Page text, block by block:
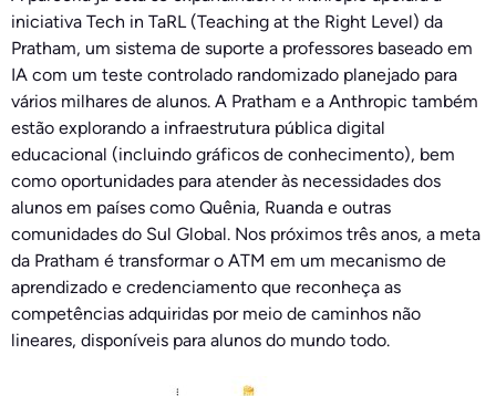
iniciativa Tech in TaRL (Teaching at the Right Level) da
Pratham, um sistema de suporte a professores baseado em
IA com um teste controlado randomizado planejado para
vários milhares de alunos. A Pratham e a Anthropic também
estão explorando a infraestrutura pública digital
educacional (incluindo gráficos de conhecimento), bem
como oportunidades para atender às necessidades dos
alunos em países como Quênia, Ruanda e outras
comunidades do Sul Global. Nos próximos três anos, a meta
da Pratham é transformar o ATM em um mecanismo de
aprendizado e credenciamento que reconheça as
competências adquiridas por meio de caminhos não
lineares, disponíveis para alunos do mundo todo.